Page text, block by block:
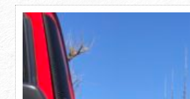
ブログ
会社概要
採用情報